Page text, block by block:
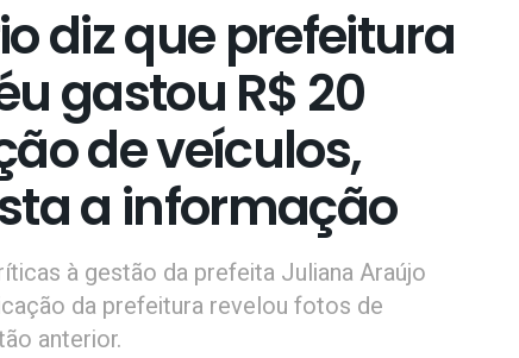
diz que prefeitura
gastou R$ 20
de veículos,
a informação
à gestão da prefeita Juliana Araújo
da prefeitura revelou fotos de
anterior.